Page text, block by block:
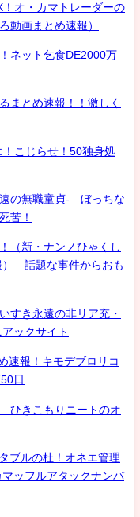
オ・カマトレーダーの
動画まとめ速報）
ネット乞食DE2000万
まとめ速報！！激しく
こじらせ！50独身処
の無職童貞- ぼっちな
苦！
（新・ナンノひゃくし
） 話題な事件からおも
すき永遠の非リア充・
ックサイト
速報！キモデブロリコ
日
ひきこもりニートのオ
ブルの杜！オネエ管理
ッフルアタックナンバ